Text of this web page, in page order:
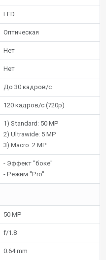
LED
Оптическая
Нет
Нет
До 30 кадров/c
120 кадров/c (720p)
1) Standard: 50 MP
2) Ultrawide: 5 MP
3) Macro: 2 MP
- Эффект "боке"
- Режим "Pro"
50 MP
f/1.8
0.64 mm